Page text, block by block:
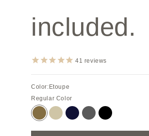
included.
41 reviews
Color: Etoupe
Regular Color
EtoupeGreigeNavy Charcoal Gray
Black